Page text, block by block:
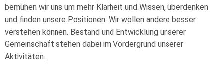
bemühen wir uns um mehr Klarheit und Wissen, überdenken
und finden unsere Positionen. Wir wollen andere besser
verstehen können. Bestand und Entwicklung unserer
Gemeinschaft stehen dabei im Vordergrund unserer
Aktivitäten.